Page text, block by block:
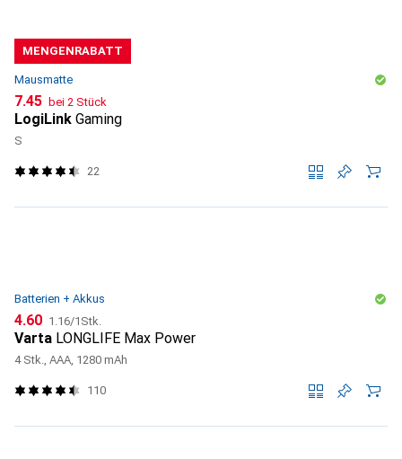
MENGENRABATT
Mausmatte
CHF
7.45 bei 2 Stück
LogiLink Gaming
S
22
Batterien + Akkus
CHF
4.60 CHF
1.16/1Stk.
Varta LONGLIFE Max Power
4 Stk., AAA, 1280 mAh
110